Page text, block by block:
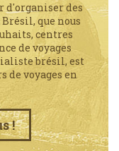
d'organiser des
que nous
centres
de voyages
brésil, est
de voyages en
!